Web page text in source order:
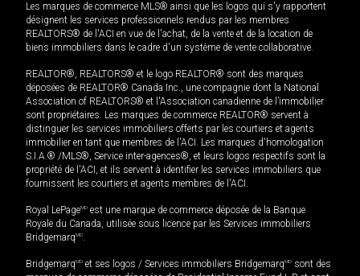
Les marques de commerce MLS® ainsi que les logos qui s'y rapportent
désignent les services professionnels rendus par les membres
REALTORS® de l'ACI en vue de l'achat, de la vente et de la location de
biens immobiliers dans le cadre d'un système de vente collaborative.
REALTOR®, REALTORS® et le logo REALTOR® sont des marques
déposées de REALTOR® Canada Inc., une compagnie dont la National
Association of REALTORS® et l'Association canadienne de l’immobilier
sont propriétaires. Les marques de commerce REALTOR® servent à
distinguer les services immobiliers offerts par les courtiers et agents
immobilier en tant que membres de l'ACI. Les marques d'homologation
S.I.A.® /MLS®, Service inter-agences®, et leurs logos respectifs sont la
propriété de l'ACI, et ils servent à identifier les services immobiliers que
fournissent les courtiers et agents membres de l'ACI.
Royal LePageMD est une marque de commerce déposée de la Banque
Royale du Canada, utilisée sous licence par les Services immobiliers
BridgemarqMD.
BridgemarqMD et ses logos / Services immobiliers BridgemarqMD sont des